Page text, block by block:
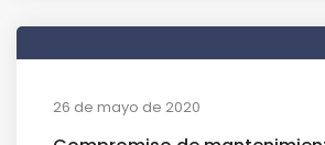
26 de mayo de 2020